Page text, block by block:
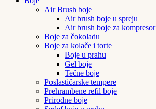
Air Brush boje
Air brush boje u spreju
Air brush boje za kompresor
Boje za čokoladu
Boje za kolače i torte
Boje u prahu
Gel boje
Tečne boje
Poslastičarske tempere
Prehrambene refil boje
Prirodne boje